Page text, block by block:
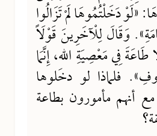
«لَوْ دَخَلْتُمُوهَا لَمْ تَزَالُوا
وَقَالَ لِلْآخَرِينَ قَوْلَاً
فِي مَعْصِيَةِ اللهِ، إِنَّمَا
فلماذا لو دخلوها
مع أنهم مأمورون بطاعة